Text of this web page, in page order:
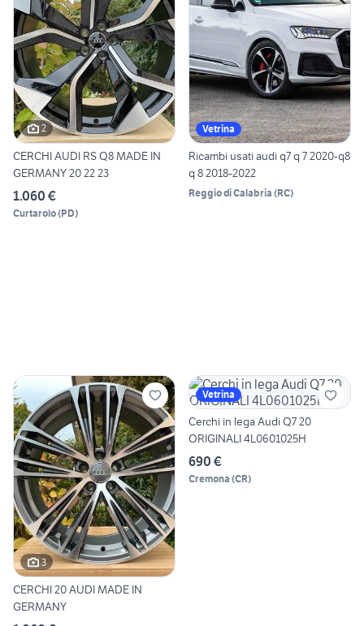
2
CERCHI AUDI RS Q8 MADE IN
GERMANY 20 22 23
1.060 €
Curtarolo(PD)
Vetrina
Ricambi usati audi q7 q 7 2020-q8
q 8 2018-2022
Reggio di Calabria (RC)
3
CERCHI 20 AUDI MADE IN
GERMANY
Vetrina
Cerchi in lega Audi Q7 20
ORIGINALI 4L0601025H
690 €
Cremona (CR)